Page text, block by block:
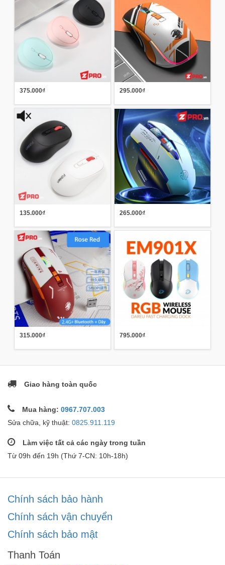
375.000₫ 295.000₫
135.000₫ 265.000₫
315.000₫ 795.000₫
Giao hàng toàn quốc
Mua hàng: 0967.707.003
Sửa chữa, kỹ thuật: 0825.911.119
Làm việc tất cả các ngày trong tuần
Từ 09h đến 19h (Thứ 7-CN: 10h-18h)
Chính sách bảo hành
Chính sách vận chuyển
Chính sách bảo mật
Thanh Toán